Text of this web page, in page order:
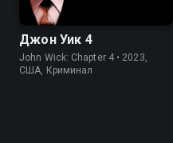
Джон Уик 4
John Wick: Chapter 4 • 2023,
США, Криминал